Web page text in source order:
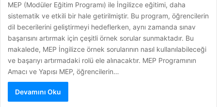
MEP (Modüler Eğitim Programı) ile İngilizce eğitimi, daha
sistematik ve etkili bir hale getirilmiştir. Bu program, öğrencilerin
dil becerilerini geliştirmeyi hedeflerken, aynı zamanda sınav
başarısını artırmak için çeşitli örnek sorular sunmaktadır. Bu
makalede, MEP İngilizce örnek sorularının nasıl kullanılabileceği
ve başarıyı artırmadaki rolü ele alınacaktır. MEP Programının
Amacı ve Yapısı MEP, öğrencilerin…
Devamını Oku